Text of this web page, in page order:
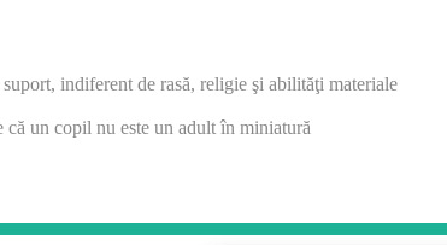
indiferent de rasă, religie şi abilităţi materiale
un copil nu este un adult în miniatură